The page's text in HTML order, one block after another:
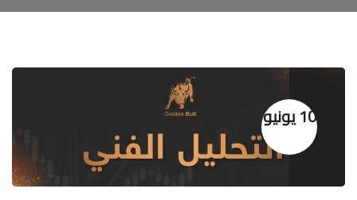
10 يونيو